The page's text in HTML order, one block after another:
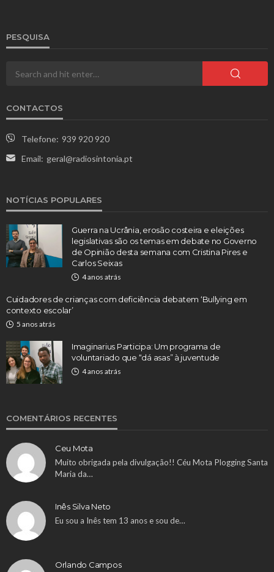
PESQUISA
CONTACTOS
Telefone: 939 920 920
Email: geral@radiosintonia.pt
NOTÍCIAS POPULARES
Guerra na Ucrânia, erosão costeira e eleições
legislativas são os temas em debate no Governo
de Opinião desta semana com Cristina Pires e
Carlos Seixas
4 anos atrás
Cuidadores de crianças com deficiência debatem ‘Bullying em
contexto escolar’
5 anos atrás
Imaginarius Participa: Um programa de
voluntariado que “dá asas” à juventude
4 anos atrás
COMENTÁRIOS RECENTES
Ceu Mota
Muito obrigada pela divulgação!! Céu Mota Plogging Santa
Maria da…
Inês Silva Neto
Eu sou a Inês tem 13 anos e sou de…
Orlando Campos